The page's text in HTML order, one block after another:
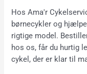
Hos Ama'r
børnecykler og
rigtige model.
hos os, får du hurtig
cykel, der er klar til